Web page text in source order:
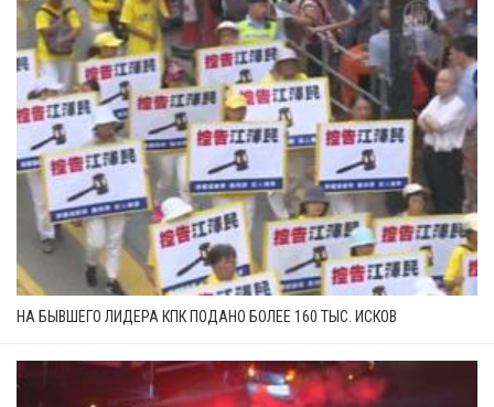
НА БЫВШЕГО ЛИДЕРА КПК ПОДАНО БОЛЕЕ 160 ТЫС. ИСКОВ